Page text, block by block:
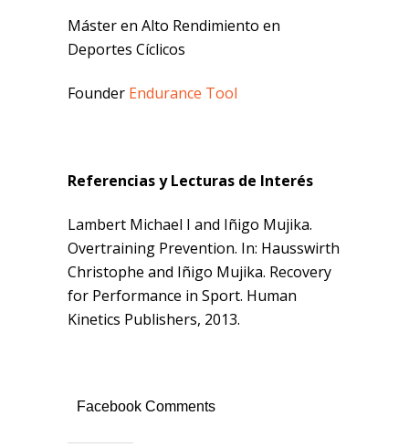
Máster en Alto Rendimiento en
Deportes Cíclicos
Founder Endurance Tool
Referencias y Lecturas de Interés
Lambert Michael I and Iñigo Mujika.
Overtraining Prevention. In: Hausswirth
Christophe and Iñigo Mujika. Recovery
for Performance in Sport. Human
Kinetics Publishers, 2013.
Facebook Comments